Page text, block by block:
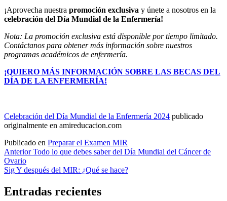
¡Aprovecha nuestra promoción exclusiva y únete a nosotros en la
celebración del Día Mundial de la Enfermería!
Nota: La promoción exclusiva está disponible por tiempo limitado.
Contáctanos para obtener más información sobre nuestros
programas académicos de enfermería.
¡QUIERO MÁS INFORMACIÓN SOBRE LAS BECAS DEL
DÍA DE LA ENFERMERÍA!
Celebración del Día Mundial de la Enfermería 2024 publicado
originalmente en amireducacion.com
Publicado en Preparar el Examen MIR
Navegación
de
Anterior Todo lo que debes saber del Día Mundial del Cáncer de
Ovario
SigY después del MIR: ¿Qué se hace?
Entradas recientes